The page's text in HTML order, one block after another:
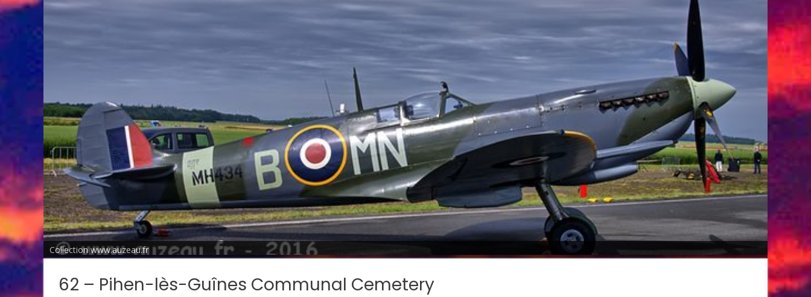
Collection www.auzeau.fr
62 – Pihen-lès-Guînes Communal Cemetery